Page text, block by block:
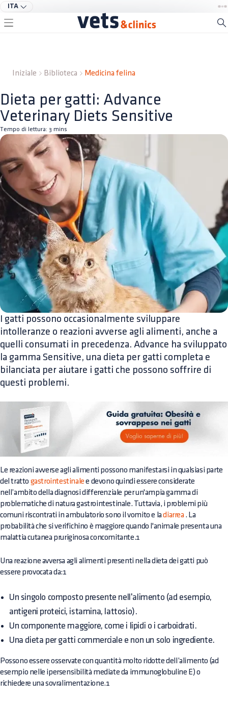
ITA
Iniziale Biblioteca Medicina felina
Dieta per gatti: Advance
Veterinary Diets Sensitive
Tempo di lettura: 3 mins
I gatti possono occasionalmente sviluppare
intolleranze o reazioni avverse agli alimenti, anche a
quelli consumati in precedenza. Advance ha sviluppato
la gamma Sensitive, una dieta per gatti completa e
bilanciata per aiutare i gatti che possono soffrire di
questi problemi.
Le reazioni avverse agli alimenti possono manifestarsi in qualsiasi parte
del tratto gastrointestinale e devono quindi essere considerate
nell’ambito della diagnosi differenziale per un'ampia gamma di
problematiche di natura gastrointestinale. Tuttavia, i problemi più
comuni riscontrati in ambulatorio sono il vomito e ladiarrea . La
probabilità che si verifichino è maggiore quando l'animale presenta una
malattia cutanea pruriginosa concomitante.1
Una reazione avversa agli alimenti presenti nella dieta dei gatti può
essere provocata da:1
Un singolo composto presente nell'alimento (ad esempio,
antigeni proteici, istamina, lattosio).
Un componente maggiore, come i lipidi o i carboidrati.
Una dieta per gatti commerciale e non un solo ingrediente.
Possono essere osservate con quantità molto ridotte dell’alimento (ad
esempio nelle ipersensibilità mediate da immunoglobuline E) o
richiedere una sovralimentazione.1